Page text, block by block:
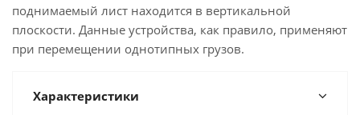
поднимаемый лист находится в вертикальной
плоскости. Данные устройства, как правило, применяют
при перемещении однотипных грузов.
Характеристики